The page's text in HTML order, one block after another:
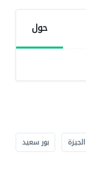
حول
الجيزة بور سعيد